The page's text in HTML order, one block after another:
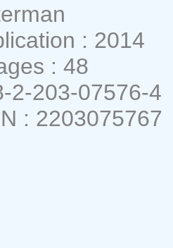
: 2014
: 48
2-203-07576-4
: 2203075767